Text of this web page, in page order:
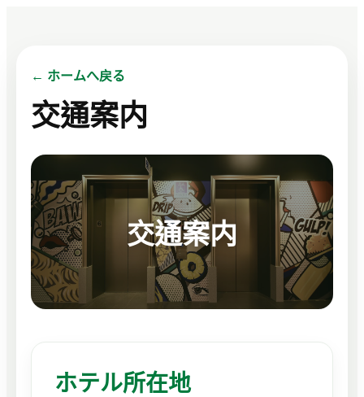
← ホームへ戻る
交通案内
交通案内
ホテル所在地